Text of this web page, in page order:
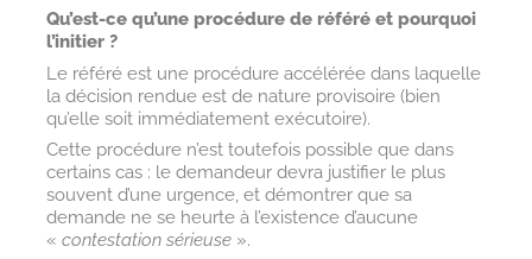
Qu’est-ce qu’une procédure de référé et pourquoi
l’initier ?
Le référé est une procédure accélérée dans laquelle
la décision rendue est de nature provisoire (bien
qu’elle soit immédiatement exécutoire).
Cette procédure n’est toutefois possible que dans
certains cas : le demandeur devra justifier le plus
souvent d’une urgence, et démontrer que sa
demande ne se heurte à l’existence d’aucune
« contestation sérieuse».